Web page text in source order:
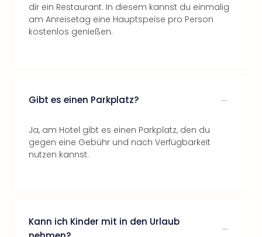
dir ein Restaurant. In diesem kannst du einmalig
am Anreisetag eine Hauptspeise pro Person
kostenlos genießen.
Gibt es einen Parkplatz?
Ja, am Hotel gibt es einen Parkplatz, den du
gegen eine Gebühr und nach Verfügbarkeit
nutzen kannst.
Kann ich Kinder mit in den Urlaub